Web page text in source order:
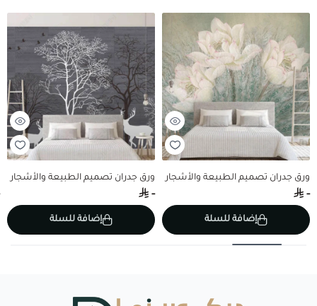
ورق جدران تصميم الطبيعة والأشجار
-
إضافة للسلة
ورق جدران تصميم الطبيعة والأشجار
-
إضافة للسلة